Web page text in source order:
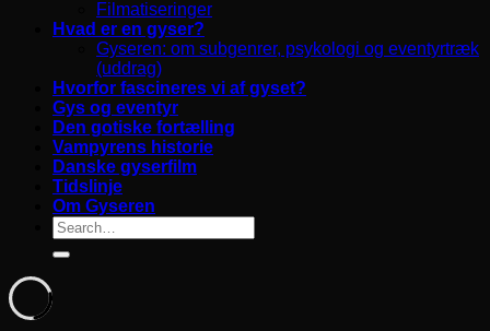
Filmatiseringer
Hvad er en gyser?
Gyseren: om subgenrer, psykologi og eventyrtræk
(uddrag)
Hvorfor fascineres vi af gyset?
Gys og eventyr
Den gotiske fortælling
Vampyrens historie
Danske gyserfilm
Tidslinje
Om Gyseren